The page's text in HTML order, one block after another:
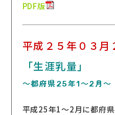
PDF版
平成２５年０３月
「生涯乳量」
～都府県25年1～2月～
平成25年1～2月に都府